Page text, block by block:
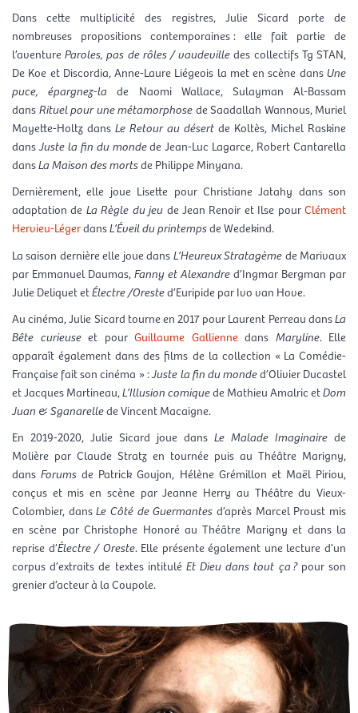
Dans cette multiplicité des registres, Julie Sicard porte de
nombreuses propositions contemporaines : elle fait partie de
l’aventureParoles, pas de rôles / vaudevilledes collectifs Tg STAN,
De Koe et Discordia, Anne-Laure Liégeois la met en scène dansUne
puce, épargnez-la de Naomi Wallace, Sulayman Al-Bassam
dansRituel pour une métamorphosede Saadallah Wannous, Muriel
Mayette-Holtz dans Le Retour au désert de Koltès, Michel Raskine
dansJuste la fin du mondede Jean-Luc Lagarce, Robert Cantarella
dansLa Maison des mortsde Philippe Minyana.
Dernièrement, elle joue Lisette pour Christiane Jatahy dans son
adaptation de La Règle du jeu de Jean Renoir et Ilse pourClément
Hervieu-LégerdansL’Éveil du printempsde Wedekind.
La saison dernière elle joue dansL’Heureux Stratagèmede Marivaux
par Emmanuel Daumas,Fanny et Alexandred’Ingmar Bergman par
Julie Deliquet etÉlectre /Orested’Euripide par Ivo van Hove.
Au cinéma, Julie Sicard tourne en 2017 pour Laurent Perreau dansLa
Bête curieuseet pour Guillaume Galliennedans Maryline. Elle
apparaît également dans des films de la collection « La Comédie-
Française fait son cinéma » :Juste la fin du monded’Olivier Ducastel
et Jacques Martineau,L’Illusion comiquede Mathieu Amalric etDom
Juan & Sganarellede Vincent Macaigne.
En 2019-2020, Julie Sicard joue dans Le Malade Imaginaire de
Molière par Claude Stratz en tournée puis au Théâtre Marigny,
dansForums de Patrick Goujon, Hélène Grémillon et Maël Piriou,
conçus et mis en scène par Jeanne Herry au Théâtre du Vieux-
Colombier, dansLe Côté de Guermantes d’après Marcel Proust mis
en scène par Christophe Honoré au Théâtre Marigny et dans la
reprise d’Électre / Oreste. Elle présente également une lecture d’un
corpus d’extraits de textes intitulé Et Dieu dans tout ça ?pour son
grenier d’acteur à la Coupole.